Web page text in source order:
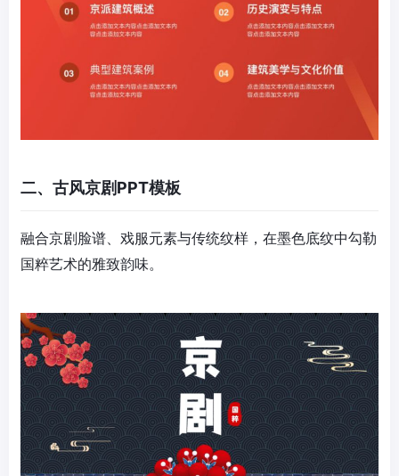
二、古风京剧PPT模板
融合京剧脸谱、戏服元素与传统纹样，在墨色底纹中勾勒
国粹艺术的雅致韵味。